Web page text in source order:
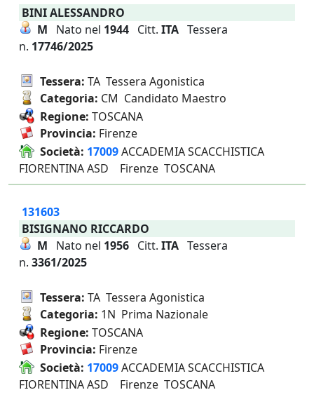
BINI ALESSANDRO
M Nato nel 1944 Citt. ITA Tessera
n. 17746/2025
Tessera: TA Tessera Agonistica
Categoria: CM Candidato Maestro
Regione: TOSCANA
Provincia: Firenze
Società: 17009ACCADEMIA SCACCHISTICA
FIORENTINA ASD Firenze TOSCANA
131603
BISIGNANO RICCARDO
M Nato nel 1956 Citt. ITA Tessera
n. 3361/2025
Tessera: TA Tessera Agonistica
Categoria: 1N Prima Nazionale
Regione: TOSCANA
Provincia: Firenze
Società: 17009ACCADEMIA SCACCHISTICA
FIORENTINA ASD Firenze TOSCANA